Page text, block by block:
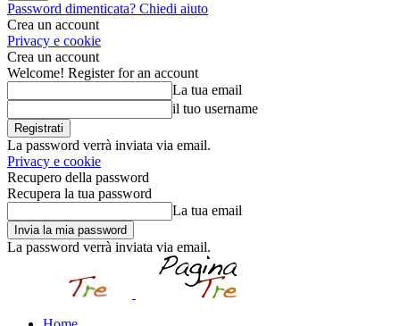
Password dimenticata? Chiedi aiuto
Crea un account
Privacy e cookie
Crea un account
Welcome! Register for an account
La tua email
il tuo username
La password verrà inviata via email.
Privacy e cookie
Recupero della password
Recupera la tua password
La tua email
La password verrà inviata via email.